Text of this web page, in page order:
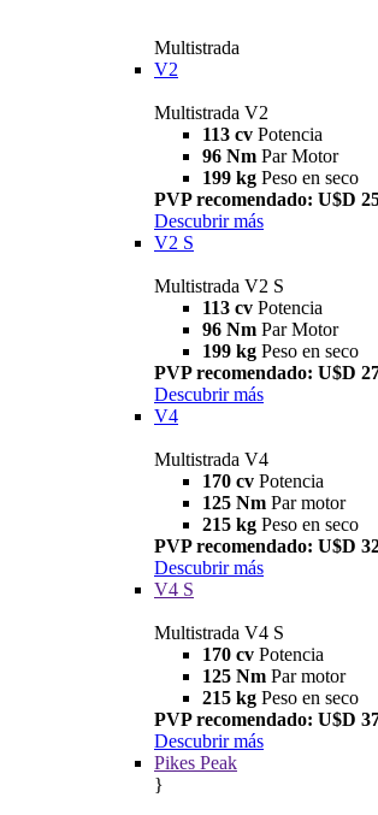
Multistrada
V2
Multistrada V2
113 cv Potencia
96 Nm Par Motor
199 kg Peso en seco
PVP recomendado: U$D
Descubrir más
V2 S
Multistrada V2 S
113 cv Potencia
96 Nm Par Motor
199 kg Peso en seco
PVP recomendado: U$D
Descubrir más
V4
Multistrada V4
170 cv Potencia
125 Nm Par motor
215 kg Peso en seco
PVP recomendado: U$D
Descubrir más
V4 S
Multistrada V4 S
170 cv Potencia
125 Nm Par motor
215 kg Peso en seco
PVP recomendado: U$D
Descubrir más
Pikes Peak
}